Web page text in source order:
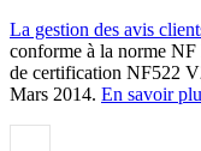
La gestion des avis
conforme à la norme
de certification NF522
Mars 2014. En savoir